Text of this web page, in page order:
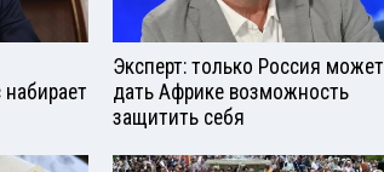
Эксперт: только Россия может
дать Африке возможность
защитить себя